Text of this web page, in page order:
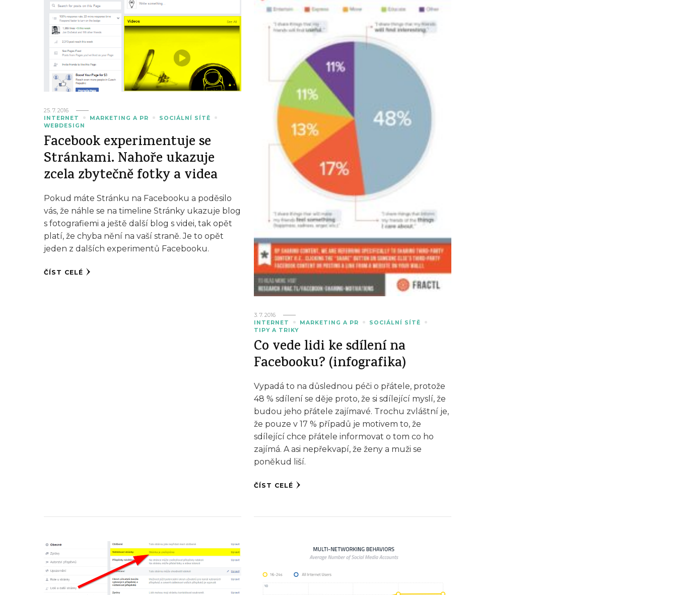
25. 7. 2016
INTERNET
MARKETING A PR
SOCIÁLNÍ SÍTĚ
WEBDESIGN
Facebook experimentuje se
Stránkami. Nahoře ukazuje
zcela zbytečně fotky a videa
Pokud máte Stránku na Facebooku a poděsilo
vás, že náhle se na timeline Stránky ukazuje blog
s fotografiemi a ještě další blog s videi, tak opět
platí, že chyba nění na vaší straně. Je to opět
jeden z dalších experimentů Facebooku.
ČÍST CELÉ
3. 7. 2016
INTERNET
MARKETING A PR
SOCIÁLNÍ SÍTĚ
TIPY A TRIKY
Co vede lidi ke sdílení na
Facebooku? (infografika)
Vypadá to na důslednou péči o přátele, protože
48 % sdílení se děje proto, že si sdílející myslí, že
budou jeho přátele zajímavé. Trochu zvláštní je,
že pouze v 17 % případů je motivem to, že
sdílející chce přátele informovat o tom co ho
zajímá. A asi nepřekvapí, že ženy a muži se
poněkud liší.
ČÍST CELÉ